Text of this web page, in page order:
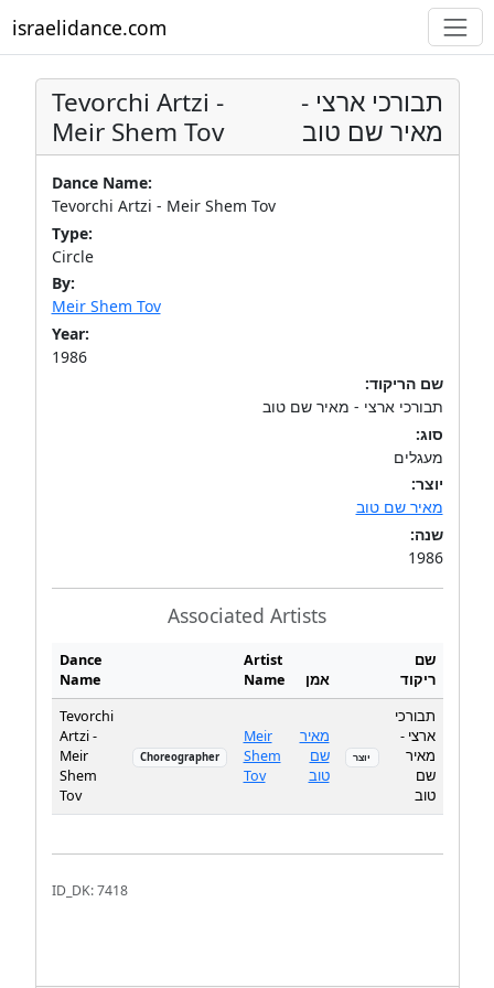
israelidance.com
Tevorchi Artzi -
Meir Shem Tov
תבורכי ארצי -
מאיר שם טוב
Dance Name:
Tevorchi Artzi - Meir Shem Tov
Type:
Circle
By:
Meir Shem Tov
Year:
1986
שם הריקוד:
תבורכי ארצי - מאיר שם טוב
סוג:
מעגלים
יוצר:
מאיר שם טוב
שנה:
1986
Associated Artists
Dance
Name
Artist
Name
אמן
שם
ריקוד
Tevorchi
Artzi -
Meir
Shem
Tov
Choreographer
Meir
Shem
Tov
מאיר
שם
טוב
יוצר
תבורכי
ארצי -
מאיר
שם
טוב
ID_DK: 7418